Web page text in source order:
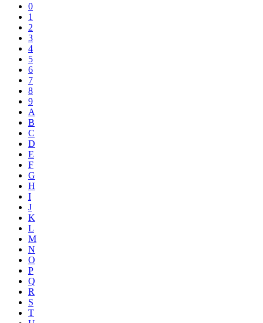
0
1
2
3
4
5
6
7
8
9
A
B
C
D
E
F
G
H
I
J
K
L
M
N
O
P
Q
R
S
T